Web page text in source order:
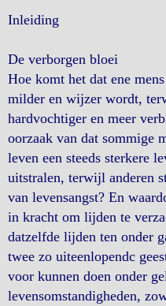
Inleiding
De verborgen bloei
Hoe komt het dat ene
milder en wijzer wordt,
hardvochtiger en meer
oorzaak van dat sommige
leven een steeds sterkere
uitstralen, terwijl anderen
van levensangst? En
in kracht om lijden te
datzelfde lijden ten onder
twee zo uiteenlopendc
voor kunnen doen onder
levensomstandigheden,